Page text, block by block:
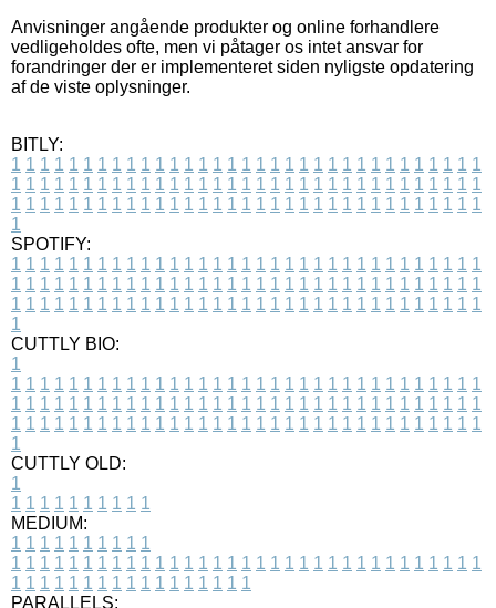
Anvisninger angående produkter og online forhandlere
vedligeholdes ofte, men vi påtager os intet ansvar for
forandringer der er implementeret siden nyligste opdatering
af de viste oplysninger.
BITLY:
1 1 1 1 1 1 1 1 1 1 1 1 1 1 1 1 1 1 1 1 1 1 1 1 1 1 1 1 1 1 1 1 1
1 1 1 1 1 1 1 1 1 1 1 1 1 1 1 1 1 1 1 1 1 1 1 1 1 1 1 1 1 1 1 1 1
1 1 1 1 1 1 1 1 1 1 1 1 1 1 1 1 1 1 1 1 1 1 1 1 1 1 1 1 1 1 1 1 1
1
SPOTIFY:
1 1 1 1 1 1 1 1 1 1 1 1 1 1 1 1 1 1 1 1 1 1 1 1 1 1 1 1 1 1 1 1 1
1 1 1 1 1 1 1 1 1 1 1 1 1 1 1 1 1 1 1 1 1 1 1 1 1 1 1 1 1 1 1 1 1
1 1 1 1 1 1 1 1 1 1 1 1 1 1 1 1 1 1 1 1 1 1 1 1 1 1 1 1 1 1 1 1 1
1
CUTTLY BIO:
1
1 1 1 1 1 1 1 1 1 1 1 1 1 1 1 1 1 1 1 1 1 1 1 1 1 1 1 1 1 1 1 1 1
1 1 1 1 1 1 1 1 1 1 1 1 1 1 1 1 1 1 1 1 1 1 1 1 1 1 1 1 1 1 1 1 1
1 1 1 1 1 1 1 1 1 1 1 1 1 1 1 1 1 1 1 1 1 1 1 1 1 1 1 1 1 1 1 1 1
1
CUTTLY OLD:
1
1 1 1 1 1 1 1 1 1 1
MEDIUM:
1 1 1 1 1 1 1 1 1 1
1 1 1 1 1 1 1 1 1 1 1 1 1 1 1 1 1 1 1 1 1 1 1 1 1 1 1 1 1 1 1 1 1
1 1 1 1 1 1 1 1 1 1 1 1 1 1 1 1 1
PARALLELS: